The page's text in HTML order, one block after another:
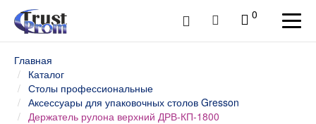
0
Главная
Каталог
Столы профессиональные
Аксессуары для упаковочных столов Gresson
Держатель рулона верхний ДРВ-КП-1800